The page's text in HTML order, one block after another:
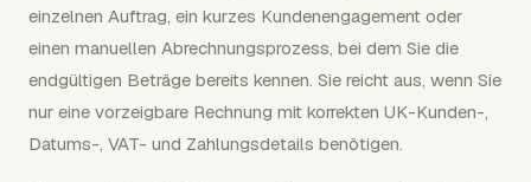
einzelnen Auftrag, ein kurzes Kundenengagement oder
einen manuellen Abrechnungsprozess, bei dem Sie die
endgültigen Beträge bereits kennen. Sie reicht aus, wenn Sie
nur eine vorzeigbare Rechnung mit korrekten UK-Kunden-,
Datums-, VAT- und Zahlungsdetails benötigen.